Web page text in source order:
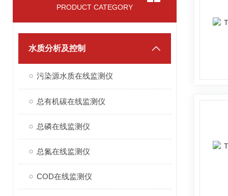
PRODUCT CATEGORY
水质分析及控制
污染源水质在线监测仪
总有机碳在线监测仪
总磷在线监测仪
总氮在线监测仪
COD在线监测仪